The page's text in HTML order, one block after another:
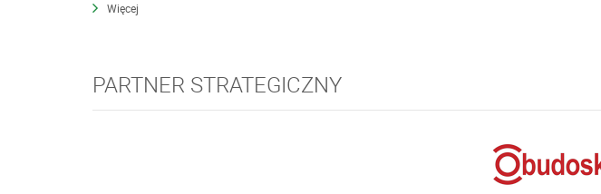
Więcej
PARTNER STRATEGICZNY